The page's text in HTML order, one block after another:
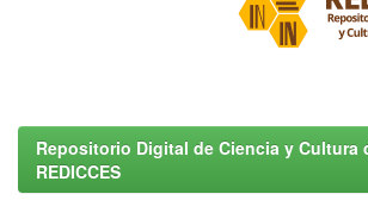
Repositorio Digital de Ciencia y Cultura
REDICCES